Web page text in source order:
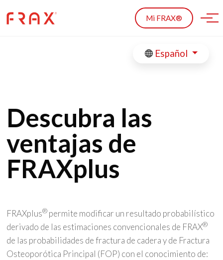
Mi FRAX®
Español
Descubra las
ventajas de
FRAXplus
FRAXplus®permite modificar un resultado probabilístico
derivado de las estimaciones convencionales de FRAX®
de las probabilidades de fractura de cadera y de Fractura
Osteoporótica Principal (FOP) con el conocimiento de: